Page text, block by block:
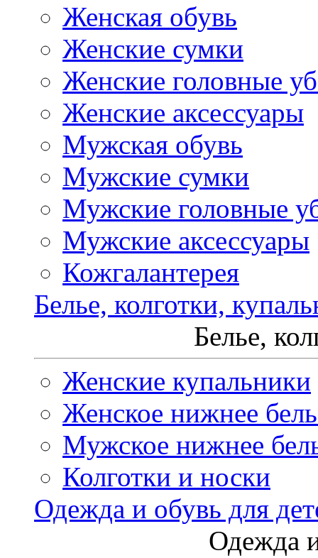
Женская обувь
Женские сумки
Женские головные
Женские аксессуары
Мужская обувь
Мужские сумки
Мужские головные
Мужские аксессуары
Кожгалантерея
Белье, колготки,
Белье,
Женские купальники
Женское нижнее
Мужское нижнее
Колготки и носки
Одежда и обувь для
Одежда